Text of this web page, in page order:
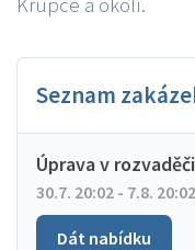
Seznam
Úprava v
30.7. 20:02 - 7.8. 20:02
Dát nabídku